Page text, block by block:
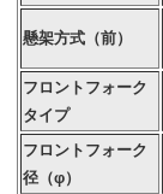
懸架方式（前）
フロントフォーク
タイプ
フロントフォーク
径（φ）